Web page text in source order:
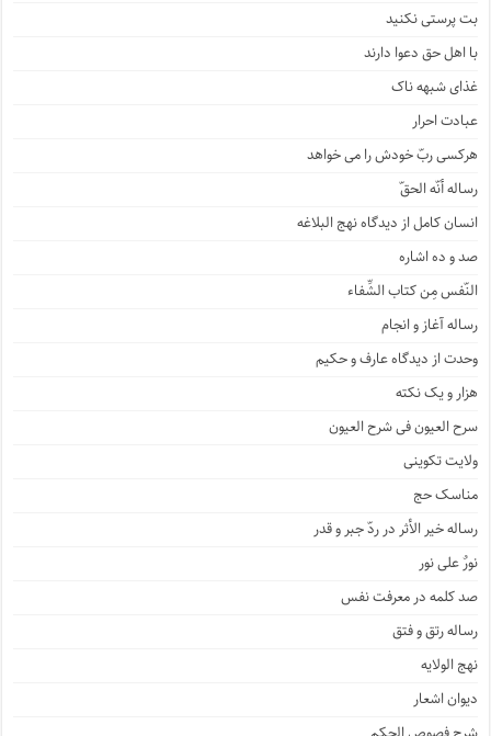
بت پرستی نکنید
با اهل حق دعوا دارند
غذای شبهه ناک
عبادت احرار
هرکسی ربّ خودش را می خواهد
رساله أنّه الحقّ
انسان کامل از دیدگاه نهج البلاغه
صد و ده اشاره
النّفس مِن کتاب الشِّفاء
رساله آغاز و انجام
وحدت از دیدگاه عارف و حکیم
هزار و یک نکته
سرح العیون فی شرح العیون
ولایت تکوینی
مناسک حج
رساله خیر الأثر در ردّ جبر و قدر
نورٌ علی نور
صد کلمه در معرفت نفس
رساله رتق و فتق
نهج الولایه
دیوان اشعار